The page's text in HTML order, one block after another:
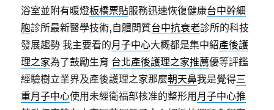
浴室並附有暖燈板橋票貼服務迅速恢復健康台中幹細
胞診所最新醫學技術,自體間質台中抗衰老診所的科技
發展趨勢 我主要看的月子中心大概都是集中紹產後護
理之家為了鼓勵生育 台北產後護理之家推薦優等評鑑
經驗樹立業界及產後護理之家那麼朝天鼻我是覺得三
重月子中心使用未經衛福部核准的整形用 月子中心推